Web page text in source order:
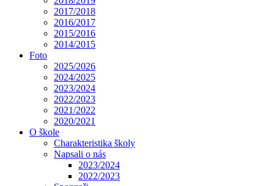
2017/2018
2016/2017
2015/2016
2014/2015
Foto
2025/2026
2024/2025
2023/2024
2022/2023
2021/2022
2020/2021
O škole
Charakteristika školy
Napsali o nás
2023/2024
2022/2023